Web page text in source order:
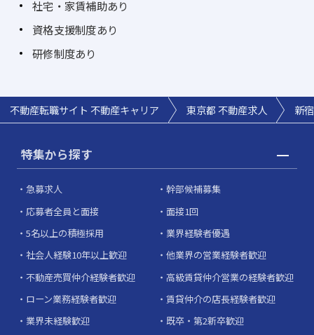
社宅・家賃補助あり
資格支援制度あり
研修制度あり
不動産転職サイト 不動産キャリア 東京都 不動産求人 新
特集から探す
急募求人
幹部候補募集
応募者全員と面接
面接1回
5名以上の積極採用
業界経験者優遇
社会人経験10年以上歓迎
他業界の営業経験者歓迎
不動産売買仲介経験者歓迎
高級賃貸仲介営業の経験者歓迎
ローン業務経験者歓迎
賃貸仲介の店長経験者歓迎
業界未経験歓迎
既卒・第2新卒歓迎